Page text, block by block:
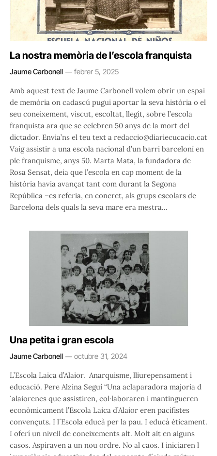
La nostra memòria de l’escola franquista
Jaume Carbonell febrer 5, 2025
Amb aquest text de Jaume Carbonell volem obrir un espai
de memòria on cadascú pugui aportar la seva història o el
seu coneixement, viscut, escoltat, llegit, sobre l’escola
franquista ara que se celebren 50 anys de la mort del
dictador. Envia’ns el teu text a redaccio@diariecucacio.cat
Vaig assistir a una escola nacional d’un barri barceloní en
ple franquisme, anys 50. Marta Mata, la fundadora de
Rosa Sensat, deia que l’escola en cap moment de la
història havia avançat tant com durant la Segona
República –es referia, en concret, als grups escolars de
Barcelona dels quals la seva mare era mestra…
Una petita i gran escola
Jaume Carbonell octubre 31, 2024
L’Escola Laica d’Alaior. Anarquisme, lliurepensament i
educació. Pere Alzina Seguí “Una aclaparadora majoria d
´alaiorencs que assistiren, col·laboraren i mantingueren
econòmicament l’Escola Laica d’Alaior eren pacifistes
convençuts. I l´Escola educà per la pau. I educà èticament.
I oferí un nivell de coneixements alt. Molt alt en alguns
casos. Aspiraven a un nou ordre. No al caos. I iniciaren l